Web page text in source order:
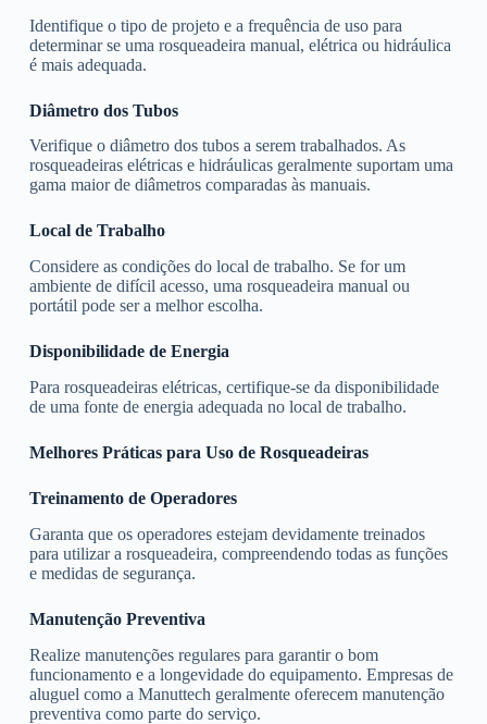
Identifique o tipo de projeto e a frequência de uso para
determinar se uma rosqueadeira manual, elétrica ou hidráulica
é mais adequada.
Diâmetro dos Tubos
Verifique o diâmetro dos tubos a serem trabalhados. As
rosqueadeiras elétricas e hidráulicas geralmente suportam uma
gama maior de diâmetros comparadas às manuais.
Local de Trabalho
Considere as condições do local de trabalho. Se for um
ambiente de difícil acesso, uma rosqueadeira manual ou
portátil pode ser a melhor escolha.
Disponibilidade de Energia
Para rosqueadeiras elétricas, certifique-se da disponibilidade
de uma fonte de energia adequada no local de trabalho.
Melhores Práticas para Uso de Rosqueadeiras
Treinamento de Operadores
Garanta que os operadores estejam devidamente treinados
para utilizar a rosqueadeira, compreendendo todas as funções
e medidas de segurança.
Manutenção Preventiva
Realize manutenções regulares para garantir o bom
funcionamento e a longevidade do equipamento. Empresas de
aluguel como a Manuttech geralmente oferecem manutenção
preventiva como parte do serviço.